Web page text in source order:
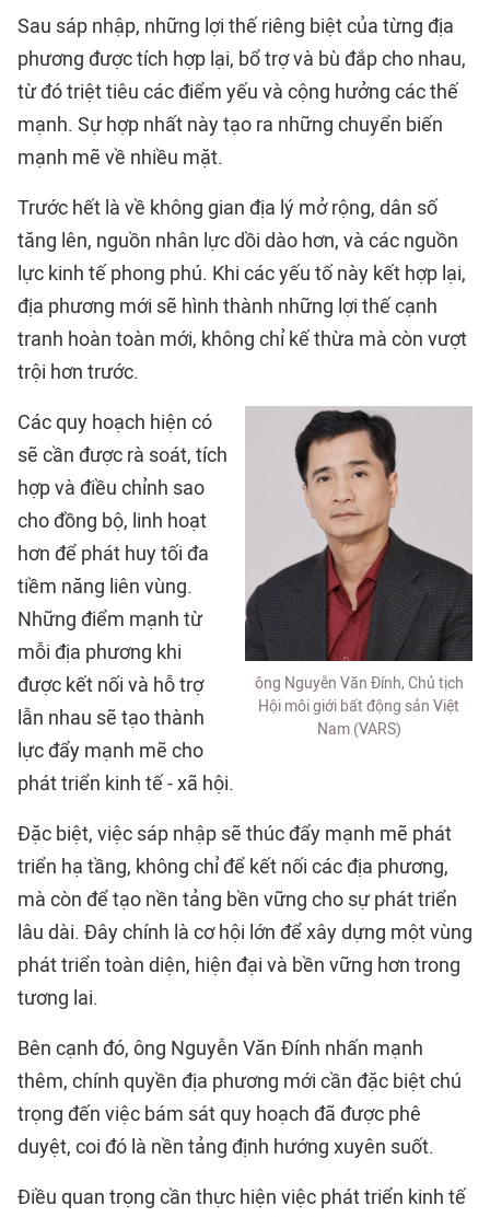
Sau sáp nhập, những lợi thế riêng biệt của từng địa
phương được tích hợp lại, bổ trợ và bù đắp cho nhau,
từ đó triệt tiêu các điểm yếu và cộng hưởng các thế
mạnh. Sự hợp nhất này tạo ra những chuyển biến
mạnh mẽ về nhiều mặt.
Trước hết là về không gian địa lý mở rộng, dân số
tăng lên, nguồn nhân lực dồi dào hơn, và các nguồn
lực kinh tế phong phú. Khi các yếu tố này kết hợp lại,
địa phương mới sẽ hình thành những lợi thế cạnh
tranh hoàn toàn mới, không chỉ kế thừa mà còn vượt
trội hơn trước.
ông Nguyễn Văn Đính, Chủ tịch
Hội môi giới bất động sản Việt
Nam (VARS)
Các quy hoạch hiện có
sẽ cần được rà soát, tích
hợp và điều chỉnh sao
cho đồng bộ, linh hoạt
hơn để phát huy tối đa
tiềm năng liên vùng.
Những điểm mạnh từ
mỗi địa phương khi
được kết nối và hỗ trợ
lẫn nhau sẽ tạo thành
lực đẩy mạnh mẽ cho
phát triển kinh tế - xã hội.
Đặc biệt, việc sáp nhập sẽ thúc đẩy mạnh mẽ phát
triển hạ tầng, không chỉ để kết nối các địa phương,
mà còn để tạo nền tảng bền vững cho sự phát triển
lâu dài. Đây chính là cơ hội lớn để xây dựng một vùng
phát triển toàn diện, hiện đại và bền vững hơn trong
tương lai.
Bên cạnh đó, ông Nguyễn Văn Đính nhấn mạnh
thêm, chính quyền địa phương mới cần đặc biệt chú
trọng đến việc bám sát quy hoạch đã được phê
duyệt, coi đó là nền tảng định hướng xuyên suốt.
Điều quan trọng cần thực hiện việc phát triển kinh tế